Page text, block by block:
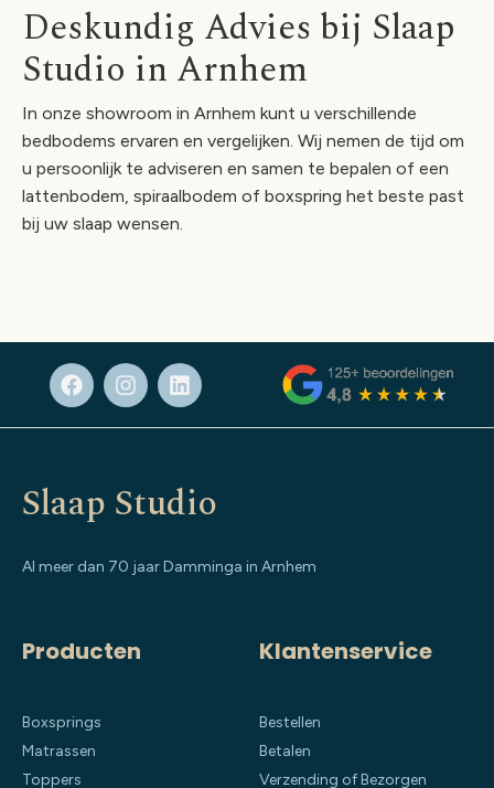
Deskundig Advies bij Slaap
Studio in Arnhem
In onze showroom in Arnhem kunt u verschillende
bedbodems ervaren en vergelijken. Wij nemen de tijd om
u persoonlijk te adviseren en samen te bepalen of een
lattenbodem, spiraalbodem of boxspring het beste past
bij uw slaap wensen.
Slaap Studio
Al meer dan 70 jaar Damminga in Arnhem
Producten
Boxsprings
Matrassen
Toppers
Klantenservice
Bestellen
Betalen
Verzending of Bezorgen